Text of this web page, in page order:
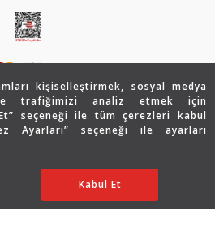
kişiselleştirmek, sosyal medya
trafiğimizi analiz etmek için
Et” seçeneği ile tüm çerezleri kabul
Ayarları” seçeneği ile ayarları
Ayarları Düzenle
Kabul Et
SATIN ALIN
© 2026 Assos Diamond
Pırlanta - Bu sitenin tüm hakları